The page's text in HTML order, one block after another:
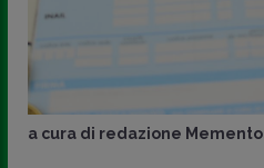
a cura di redazione Memento